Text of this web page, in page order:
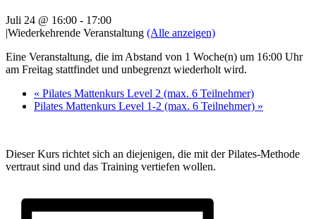
Juli 24 @ 16:00 - 17:00
|Wiederkehrende Veranstaltung (Alle anzeigen)
Eine Veranstaltung, die im Abstand von 1 Woche(n) um 16:00 Uhr
am Freitag stattfindet und unbegrenzt wiederholt wird.
« Pilates Mattenkurs Level 2 (max. 6 Teilnehmer)
Pilates Mattenkurs Level 1-2 (max. 6 Teilnehmer) »
Dieser Kurs richtet sich an diejenigen, die mit der Pilates-Methode
vertraut sind und das Training vertiefen wollen.